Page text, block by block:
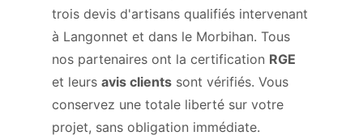
trois devis d'artisans qualifiés intervenant
à Langonnet et dans le Morbihan. Tous
nos partenaires ont la certification RGE
et leurs avis clients sont vérifiés. Vous
conservez une totale liberté sur votre
projet, sans obligation immédiate.